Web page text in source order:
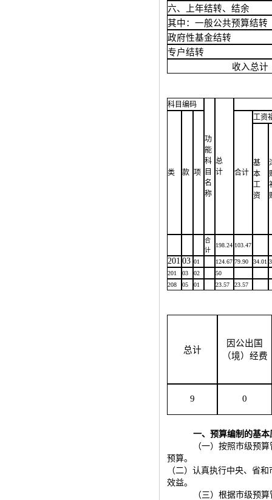
六、上年结转、结余
其中：一般公共预算结转
政府性基金结转
专户结转
收入总计
科目编码
功
能
科
目
名
称
总
计
类 款 项 合计
工资
基
本
工
资
合
计
198.24 103.47
201 03 01 124.67 79.90 34.01
201
03 02
50
208
05 01 23.57 23.57
总计
因公出国
（境）经费
9 0
一、预算编制的基本
（一）按照市级预
预算。
（二）认真执行中央、省
效益。
（三）根据市级预